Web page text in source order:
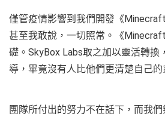
僅管疫情影響到我們開發《
甚至我敢說，一切照常。《
礎。SkyBox Labs取之加以靈活轉換
導，畢竟沒有人比他們更清楚自己的
團隊所付出的努力不在話下，而我